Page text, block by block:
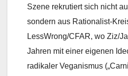
Szene rekrutiert sich nicht
sondern aus Rationalist-
LessWrong/CFAR, wo Ziz/
Jahren mit einer eigenen
radikaler Veganismus